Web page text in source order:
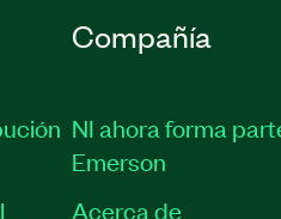
Compañía
NI ahora forma
Emerson
Acerca de